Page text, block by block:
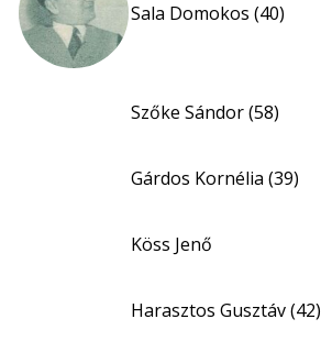
Sala Domokos (40)
Szőke Sándor (58)
Gárdos Kornélia (39)
Köss Jenő
Harasztos Gusztáv (42)